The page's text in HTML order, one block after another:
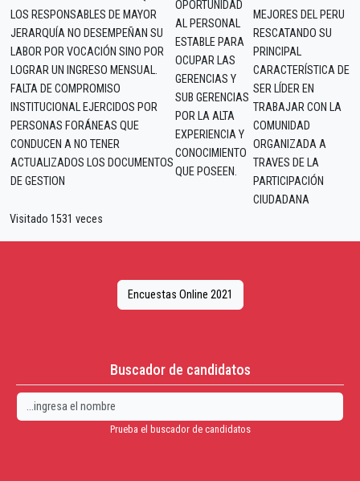
LOS RESPONSABLES DE MAYOR
JERARQUÍA NO DESEMPEÑAN SU
LABOR POR VOCACIÓN SINO POR
LOGRAR UN INGRESO MENSUAL.
FALTA DE COMPROMISO
INSTITUCIONAL EJERCIDOS POR
PERSONAS FORÁNEAS QUE
CONDUCEN A NO TENER
ACTUALIZADOS LOS DOCUMENTOS
DE GESTION
OPORTUNIDAD
AL PERSONAL
ESTABLE PARA
OCUPAR LAS
GERENCIAS Y
SUB GERENCIAS
POR LA ALTA
EXPERIENCIA Y
CONOCIMIENTO
QUE POSEEN.
MEJORES DEL PERU
RESCATANDO SU
PRINCIPAL
CARACTERÍSTICA DE
SER LÍDER EN
TRABAJAR CON LA
COMUNIDAD
ORGANIZADA A
TRAVES DE LA
PARTICIPACIÓN
CIUDADANA
Visitado 1531 veces
Encuestas Online 2021
Buscador de candidatos
Prueba el buscador de candidatos